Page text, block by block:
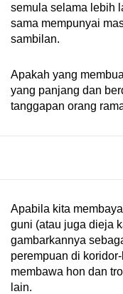
semula selama lebih
sama mempunyai
sambilan.
Apakah yang
yang panjang dan
tanggapan orang
Apabila kita
guni (atau juga dieja
gambarkannya
perempuan di
membawa hon dan
lain.
To
continue,
to
a
supported
experience,
download
the
mobile